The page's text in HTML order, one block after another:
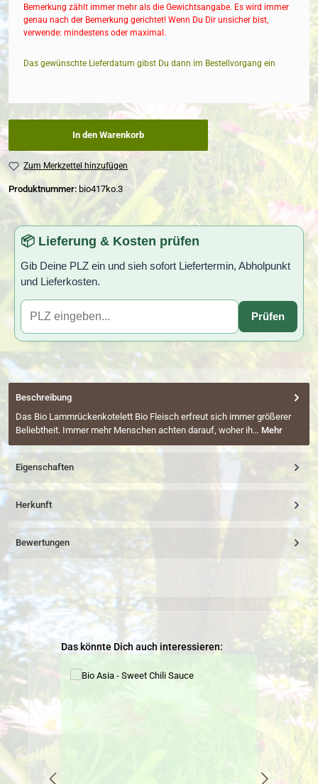
Bemerkung zählt immer mehr als die Gewichtsangabe. Es wird immer
genau nach der Bemerkung gerichtet! Wenn Du Dir unsicher bist,
verwende: mindestens oder maximal.
Das gewünschte Lieferdatum gibst Du dann im Bestellvorgang ein
In den Warenkorb
Zum Merkzettel hinzufügen
Produktnummer: bio417ko.3
📦 Lieferung & Kosten prüfen
Gib Deine PLZ ein und sieh sofort Liefertermin, Abholpunkt
und Lieferkosten.
Prüfen
Beschreibung
Das Bio Lammrückenkotelett Bio Fleisch erfreut sich immer größerer
Beliebtheit. Immer mehr Menschen achten darauf, woher ih… Mehr
Eigenschaften
Herkunft
Bewertungen
Produktgalerie überspringen
Das könnte Dich auch interessieren: